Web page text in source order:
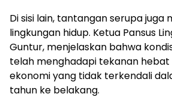
Di sisi lain, tantangan serupa juga
lingkungan hidup. Ketua Pansus
Guntur, menjelaskan bahwa
telah menghadapi tekanan
ekonomi yang tidak terkendali
tahun ke belakang.